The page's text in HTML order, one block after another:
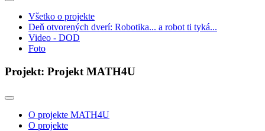
Všetko o projekte
Deň otvorených dverí: Robotika... a robot ti tyká...
Video - DOD
Foto
Projekt: Projekt MATH4U
O projekte MATH4U
O projekte